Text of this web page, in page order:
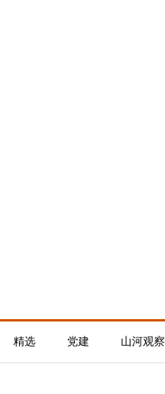
精选 党建 山河观察